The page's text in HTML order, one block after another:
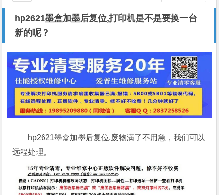
hp2621墨盒加墨后复位,打印机是不是要换一台
新的呢？
hp2621墨盒加墨后复位,废物满了不用急，我们可以
远程处理。